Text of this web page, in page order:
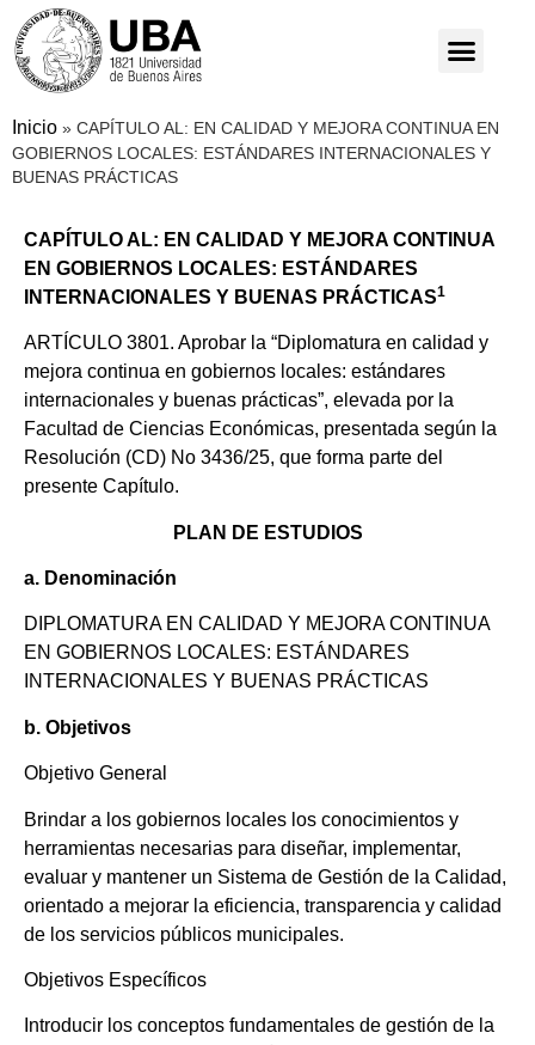
Inicio » CAPÍTULO AL: EN CALIDAD Y MEJORA CONTINUA EN
GOBIERNOS LOCALES: ESTÁNDARES INTERNACIONALES Y
BUENAS PRÁCTICAS
CAPÍTULO AL: EN CALIDAD Y MEJORA CONTINUA
EN GOBIERNOS LOCALES: ESTÁNDARES
INTERNACIONALES Y BUENAS PRÁCTICAS1
ARTÍCULO 3801. Aprobar la “Diplomatura en calidad y
mejora continua en gobiernos locales: estándares
internacionales y buenas prácticas”, elevada por la
Facultad de Ciencias Económicas, presentada según la
Resolución (CD) No 3436/25, que forma parte del
presente Capítulo.
PLAN DE ESTUDIOS
a. Denominación
DIPLOMATURA EN CALIDAD Y MEJORA CONTINUA
EN GOBIERNOS LOCALES: ESTÁNDARES
INTERNACIONALES Y BUENAS PRÁCTICAS
b. Objetivos
Objetivo General
Brindar a los gobiernos locales los conocimientos y
herramientas necesarias para diseñar, implementar,
evaluar y mantener un Sistema de Gestión de la Calidad,
orientado a mejorar la eficiencia, transparencia y calidad
de los servicios públicos municipales.
Objetivos Específicos
Introducir los conceptos fundamentales de gestión de la